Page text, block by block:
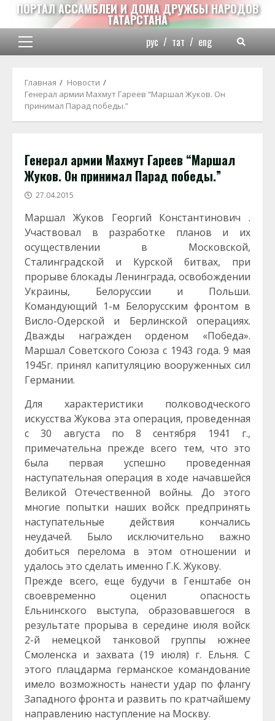
Перейти
содержимому
ПОРТАЛ АССАМБЛЕИ И ДОМА ДРУЖБЫ НАРОДОВ
ТАТАРСТАНА
Основное
рус / тат / eng
Главная
Новости
Генерал армии Махмут Гареев “Маршал Жуков. Он
принимал Парад победы.”
Генерал армии Махмут Гареев “Маршал
Жуков. Он принимал Парад победы.”
27.04.2015
Маршал Жуков Георгий Константинович .
Участвовал в разработке планов и их
осуществлении в Московской,
Сталинградской и Курской битвах, при
прорыве блокады Ленинграда, освобождении
Украины, Белоруссии и Польши.
Командующий 1-м Белорусским фронтом в
Висло-Одерской и Берлинской операциях.
Дважды награжден орденом «Победа».
Маршал Советского Союза с 1943 года. 9 мая
1945г. принял капитуляцию вооруженных сил
Германии.
Для характеристики полководческого
искусства Жукова эта операция, проведенная
с 30 августа по 8 сентября 1941 г.,
примечательна прежде всего тем, что это
была первая успешно проведенная
наступательная операция в ходе начавшейся
Великой Отечественной войны. До этого
многие попытки наших войск предпринять
наступательные действия кончались
неудачей. Было исключительно важно
добиться перелома в этом отношении и
удалось это сделать именно Г.К. Жукову.
Прежде всего, еще будучи в Генштабе он
своевременно оценил опасность
Ельнинского выступа, образовавшегося в
результате прорыва в середине июля войск
2-й немецкой танковой группы южнее
Смоленска и захвата (19 июля) г. Ельня. С
этого плацдарма германское командование
имело возможность нанести удар по флангу
Западного фронта и развить по кратчайшему
направлению наступление на Москву.